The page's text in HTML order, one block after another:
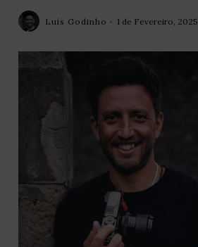
Luís Godinho 1 de Fevereiro, 2025